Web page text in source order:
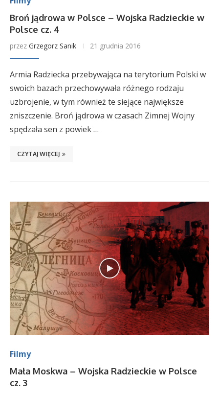
Broń jądrowa w Polsce – Wojska Radzieckie w
Polsce cz. 4
przez Grzegorz Sanik 21 grudnia 2016
Armia Radziecka przebywająca na terytorium Polski w
swoich bazach przechowywała różnego rodzaju
uzbrojenie, w tym również te siejące największe
zniszczenie. Broń jądrowa w czasach Zimnej Wojny
spędzała sen z powiek …
CZYTAJ WIĘCEJ
Filmy
Mała Moskwa – Wojska Radzieckie w Polsce
cz. 3